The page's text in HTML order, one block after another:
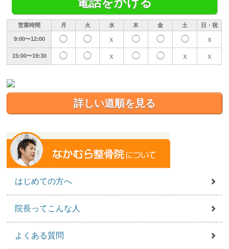
営業時間 月 火 水 木 金 土 日・祝
9:00〜12:00 ◯ ◯ ｘ ◯ ◯ ◯ ｘ
15:00〜19:30 ◯ ◯ ｘ ◯ ◯ ｘ ｘ
詳しい道順を見る
はじめての方へ
院長ってこんな人
よくある質問